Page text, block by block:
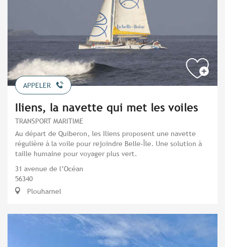
APPELER
Iliens, la navette qui met les voiles
TRANSPORT MARITIME
Au départ de Quiberon, les Iliens proposent une navette
régulière à la voile pour rejoindre Belle-Île. Une solution à
taille humaine pour voyager plus vert.
31 avenue de l’Océan
56340
Plouharnel